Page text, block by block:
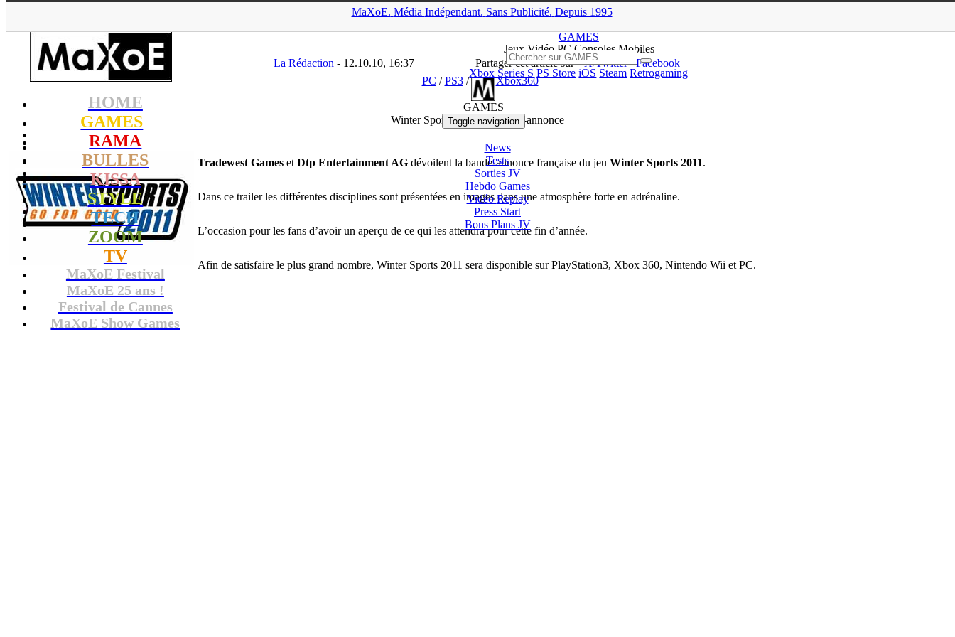
MaXoE. Média Indépendant. Sans Publicité. Depuis 1995
HOME
GAMES
RAMA
BULLES
KISSA
STYLE
TECH
ZOOM
TV
MaXoE Festival
MaXoE 25 ans !
Festival de Cannes
MaXoE Show Games
GAMES
JeuxVidéoPC Consoles Mobiles
Xbox Series S PS Store iOS Steam Retrogaming
GAMES
Toggle navigation
News
Tests
SortiesJV
Hebdo Games
VidéoReplay
Press Start
Bons PlansJV
▲
La Rédaction - 12.10.10, 16:37 Partager cet article sur X/Twitter
Facebook
PC /PS3/Wii/Xbox360
Winter Sports 2011 : la bande-annonce
Tradewest Games et Dtp Entertainment AG dévoilent la bande-annonce française du jeu Winter Sports 2011.
Dans ce trailer les différentes disciplines sont présentées en images dans une atmosphère forte en adrénaline.
L’occasion pour les fans d’avoir un aperçu de ce qui les attendra pour cette fin d’année.
Afin de satisfaire le plus grand nombre, Winter Sports 2011 sera disponible sur PlayStation3, Xbox 360, Nintendo Wii et PC.